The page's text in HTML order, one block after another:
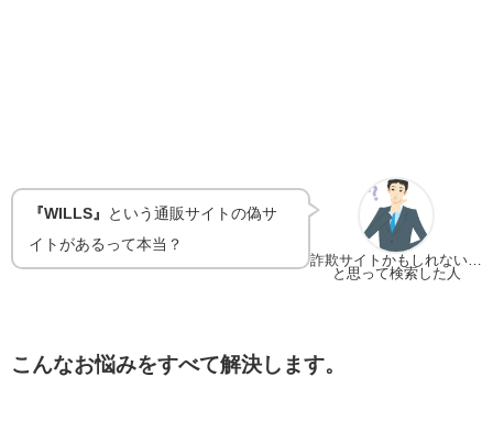
詐欺サイトかもしれない…
と思って検索した人
『WILLS』
という通販サイトの偽サ
イトがあるって本当？
こんなお悩みをすべて解決します。